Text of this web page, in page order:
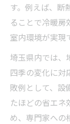
す。例えば、断
ることで冷暖房
室内環境が実現
埼玉県内では、
四季の変化に対
敗例として、設
たほどの省エネ
め、専門家への